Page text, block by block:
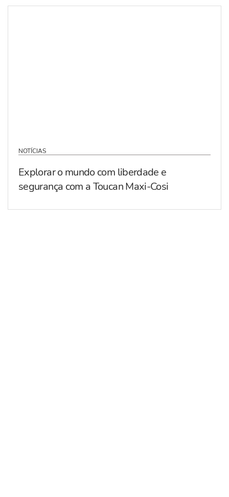
NOTÍCIAS
Explorar o mundo com liberdade e
segurança com a Toucan Maxi-Cosi